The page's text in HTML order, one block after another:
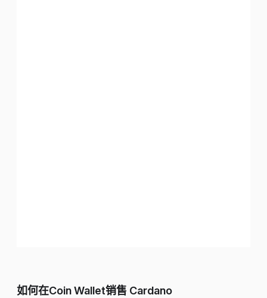
如何在Coin Wallet销售 Cardano